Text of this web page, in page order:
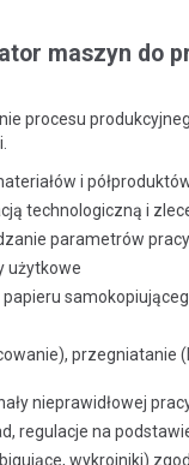
maszyn do
procesu
i
technologiczną i
parametrów
użytkowe
przegniatanie
nieprawidłowej
regulacje na
wykrojniki)